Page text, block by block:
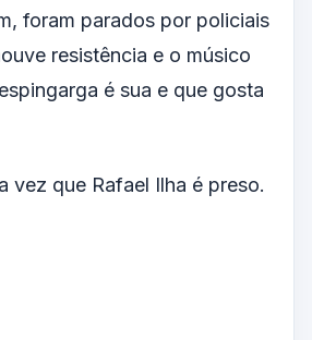
foram parados por policiais
resistência e o músico
é sua e que gosta
vez que Rafael Ilha é preso.